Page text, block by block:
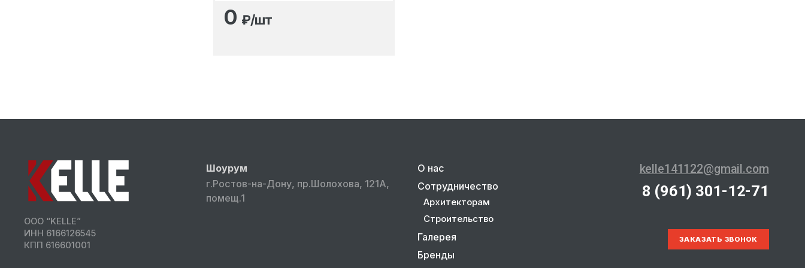
0 ₽/шт
ООО “KELLE”
ИНН 6166126545
КПП 616601001
Шоурум
г.Ростов-на-Дону, пр.Шолохова, 121А,
помещ.1
О нас
Сотрудничество
Архитекторам
Строительство
Галерея
Бренды
kelle141122@gmail.com
8 (961) 301-12-71
ЗАКАЗАТЬ ЗВОНОК